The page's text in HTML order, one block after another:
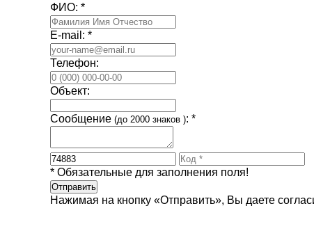
ФИО: *
E-mail: *
Телефон:
Объект:
Сообщение (до 2000 знаков ): *
* Обязательные для заполнения поля!
Отправить
Нажимая на кнопку «Отправить», Вы даете